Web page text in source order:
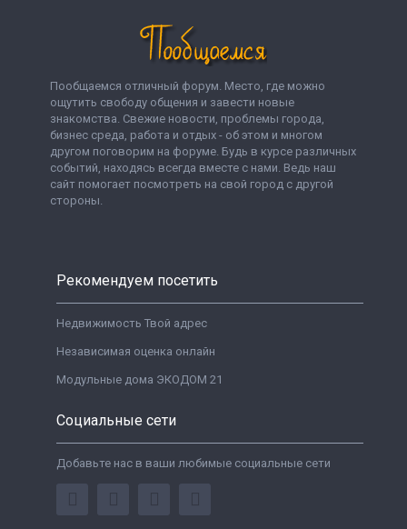
Пообщаемся отличный форум. Место, где можно
ощутить свободу общения и завести новые
знакомства. Свежие новости, проблемы города,
бизнес среда, работа и отдых - об этом и многом
другом поговорим на форуме. Будь в курсе различных
событий, находясь всегда вместе с нами. Ведь наш
сайт помогает посмотреть на свой город с другой
стороны.
Рекомендуем посетить
Недвижимость Твой адрес
Независимая оценка онлайн
Модульные дома ЭКОДОМ 21
Социальные сети
Добавьте нас в ваши любимые социальные сети